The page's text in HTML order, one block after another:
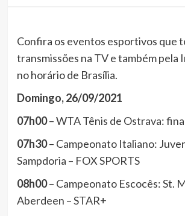
Confira os eventos esportivos que
transmissões na TV e também pela
no horário de Brasília.
Domingo, 26/09/2021
07h00– WTA Tênis de Ostrava:
07h30– Campeonato Italiano:
Sampdoria – FOX SPORTS
08h00– Campeonato Escocês: St.
Aberdeen – STAR+